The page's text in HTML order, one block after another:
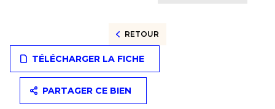
RETOUR
TÉLÉCHARGER LA FICHE
PARTAGER CE BIEN